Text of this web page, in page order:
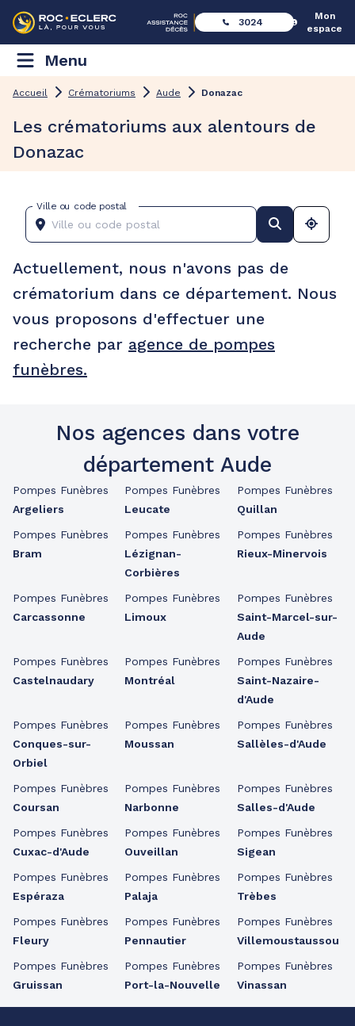
3024
Mon
espace
Menu
Accueil Crématoriums Aude Donazac
Les crématoriums aux alentours de
Donazac
Ville ou code postal
Actuellement, nous n'avons pas de
crématorium dans ce département. Nous
vous proposons d'effectuer une
recherche par agence de pompes
funèbres.
Nos agences dans votre
département Aude
Pompes Funèbres
Argeliers
Pompes Funèbres
Bram
Pompes Funèbres
Carcassonne
Pompes Funèbres
Castelnaudary
Pompes Funèbres
Conques-sur-
Orbiel
Pompes Funèbres
Coursan
Pompes Funèbres
Cuxac-d'Aude
Pompes Funèbres
Espéraza
Pompes Funèbres
Fleury
Pompes Funèbres
Gruissan
Pompes Funèbres
Leucate
Pompes Funèbres
Lézignan-
Corbières
Pompes Funèbres
Limoux
Pompes Funèbres
Montréal
Pompes Funèbres
Moussan
Pompes Funèbres
Narbonne
Pompes Funèbres
Ouveillan
Pompes Funèbres
Palaja
Pompes Funèbres
Pennautier
Pompes Funèbres
Port-la-Nouvelle
Pompes Funèbres
Quillan
Pompes Funèbres
Rieux-Minervois
Pompes Funèbres
Saint-Marcel-sur-
Aude
Pompes Funèbres
Saint-Nazaire-
d'Aude
Pompes Funèbres
Sallèles-d'Aude
Pompes Funèbres
Salles-d'Aude
Pompes Funèbres
Sigean
Pompes Funèbres
Trèbes
Pompes Funèbres
Villemoustaussou
Pompes Funèbres
Vinassan